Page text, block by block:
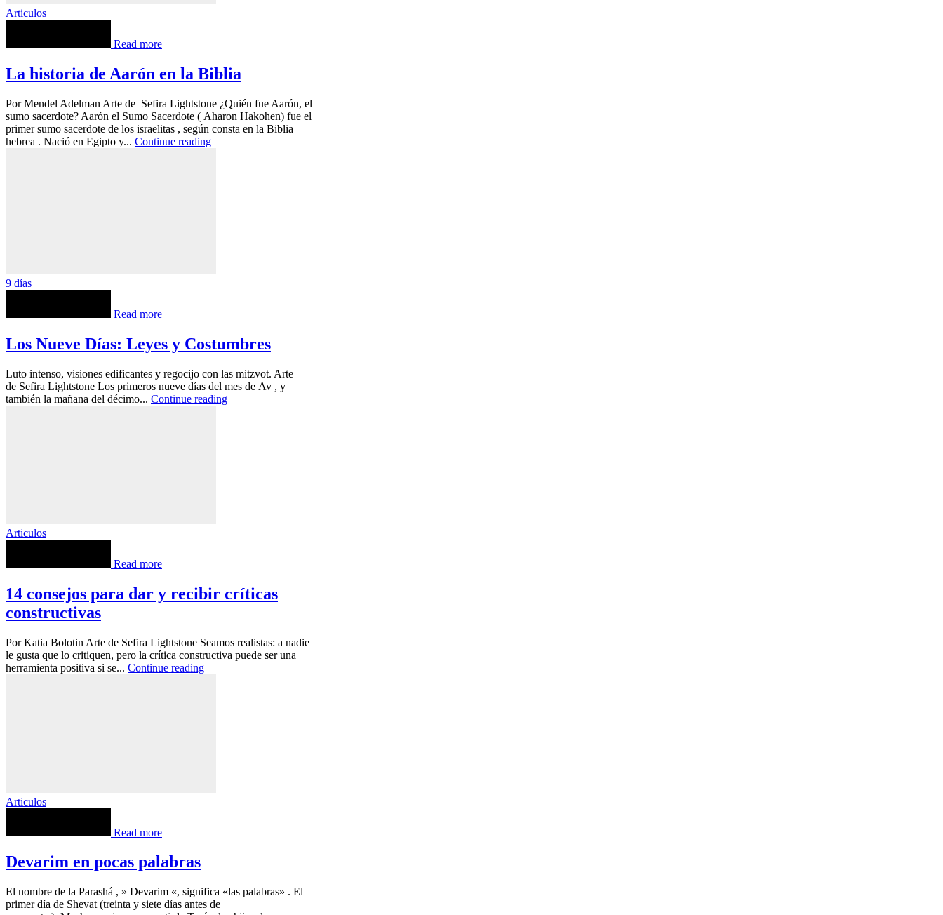
Articulos
Read more
La historia de Aarón en la Biblia
Por Mendel Adelman Arte de Sefira Lightstone ¿Quién fue Aarón, el
sumo sacerdote? Aarón el Sumo Sacerdote ( Aharon Hakohen) fue el
primer sumo sacerdote de los israelitas , según consta en la Biblia
hebrea . Nació en Egipto y... Continue reading
9 días
Read more
Los Nueve Días: Leyes y Costumbres
Luto intenso, visiones edificantes y regocijo con las mitzvot. Arte
de Sefira Lightstone Los primeros nueve días del mes de Av , y
también la mañana del décimo... Continue reading
Articulos
Read more
14 consejos para dar y recibir críticas
constructivas
Por Katia Bolotin Arte de Sefira Lightstone Seamos realistas: a nadie
le gusta que lo critiquen, pero la crítica constructiva puede ser una
herramienta positiva si se... Continue reading
Articulos
Read more
Devarim en pocas palabras
El nombre de la Parashá , » Devarim «, significa «las palabras» . El
primer día de Shevat (treinta y siete días antes de